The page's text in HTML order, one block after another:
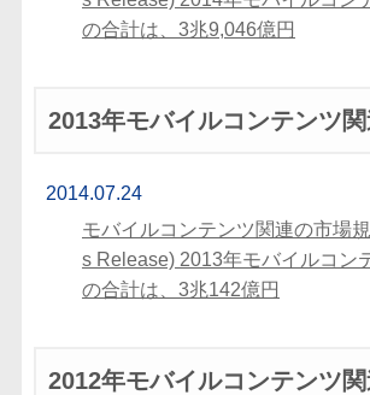
の合計は、3兆9,046億円
2013年モバイルコンテンツ
2014.07.24
モバイルコンテンツ関連の市場
s Release) 2013年モバイルコン
の合計は、3兆142億円
2012年モバイルコンテンツ